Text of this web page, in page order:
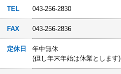
TEL 043-256-2830
FAX 043-256-2836
定休日
年中無休
(但し年末年始は休業とします)